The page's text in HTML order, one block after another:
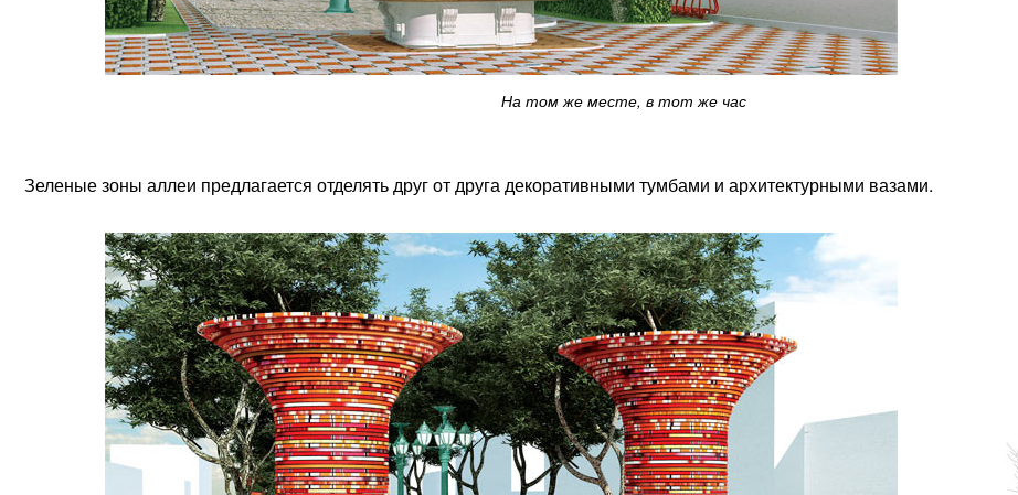
На том же месте, в тот же час
Зеленые зоны аллеи предлагается отделять друг от друга декоративными тумбами и архитектурными вазами.